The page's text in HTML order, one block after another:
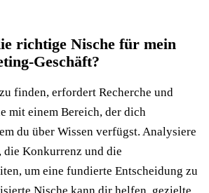
richtige Nische für mein
Geschäft?
finden, erfordert Recherche und
mit einem Bereich, der dich
du über Wissen verfügst. Analysiere
Konkurrenz und die
um eine fundierte Entscheidung zu